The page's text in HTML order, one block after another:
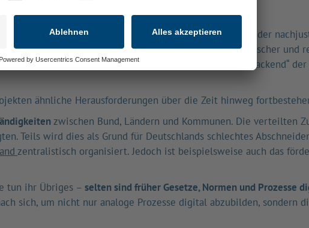
zum einen geprägt von unterschiedlichen, immer wieder
dass die mühsame Aushandlung und Erarbeitung technischer und
Dienste kontinuierlich und vor allem beim „Backend“
ähnliche Herausforderungen über die Zeit hinweg
zwischen Bund, Ländern und Kommunen. Die verteilten
Teils wird dies als Grund für Deutschlands schlechtes
zentralistisch organisiert. Jedoch ist beispielsweise auch das
tun ihr Übriges – selten sind früher Gesetze, Normen und Prozesse
sich, um nicht nur analoge Prozesse digital abzubilden, sondern